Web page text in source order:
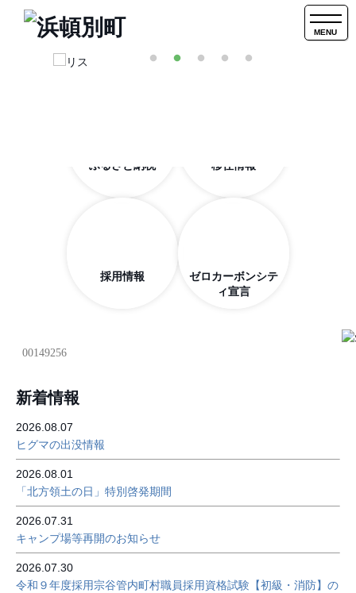
MENU
ふるさと納税 移住情報
採用情報
ゼロカーボンシテ
ィ宣言
新着情報
2026.08.07
ヒグマの出没情報
2026.08.01
「北方領土の日」特別啓発期間
2026.07.31
キャンプ場等再開のお知らせ
2026.07.30
令和９年度採用宗谷管内町村職員採用資格試験【初級・消防】の